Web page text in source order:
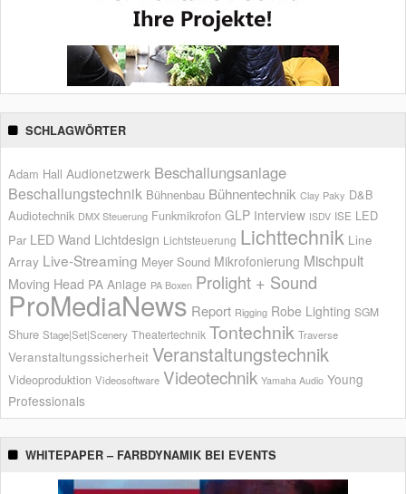
SCHLAGWÖRTER
Adam Hall Audionetzwerk Beschallungsanlage
Beschallungstechnik Bühnenbau Bühnentechnik Clay Paky D&B
Audiotechnik DMX Steuerung Funkmikrofon GLP Interview ISDV ISE LED
Par LED Wand Lichtdesign Lichtsteuerung Lichttechnik Line
Array Live-Streaming Meyer Sound Mikrofonierung Mischpult
Moving Head PA Anlage PA Boxen Prolight + Sound
ProMediaNews Report Rigging Robe Lighting SGM
Shure Stage|Set|Scenery Theatertechnik Tontechnik Traverse
Veranstaltungssicherheit Veranstaltungstechnik
Videoproduktion Videosoftware Videotechnik Yamaha Audio Young
Professionals
WHITEPAPER – FARBDYNAMIK BEI EVENTS